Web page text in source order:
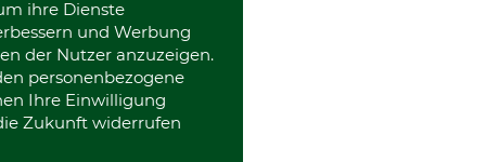
ihre Dienste
und Werbung
der Nutzer anzuzeigen.
personenbezogene
Ihre Einwilligung
Zukunft widerrufen